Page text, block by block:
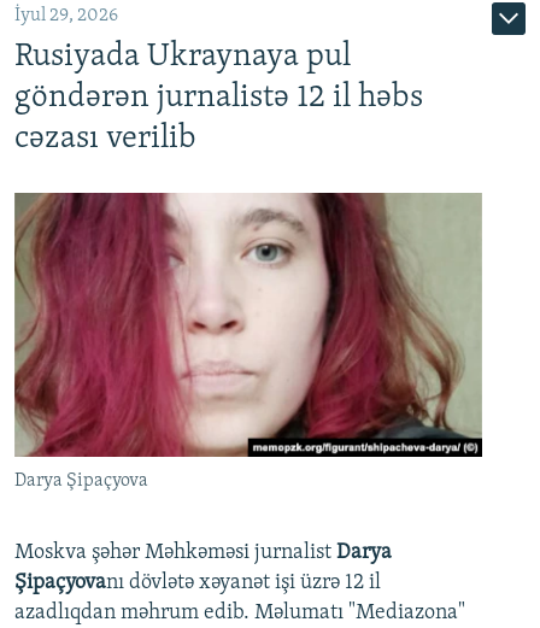
İyul 29, 2026
Rusiyada Ukraynaya pul
göndərən jurnalistə 12 il həbs
cəzası verilib
Darya Şipaçyova
Moskva şəhər Məhkəməsi jurnalist Darya
Şipaçyovanı dövlətə xəyanət işi üzrə 12 il
azadlıqdan məhrum edib. Məlumatı "Mediazona"